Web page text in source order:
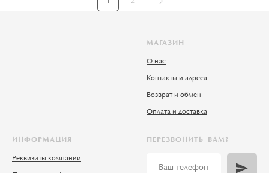
МАГАЗИН
О нас
Контакты и адреса
Возврат и обмен
Оплата и доставка
ИНФОРМАЦИЯ
Реквизиты компании
ПЕРЕЗВОНИТЬ ВАМ?